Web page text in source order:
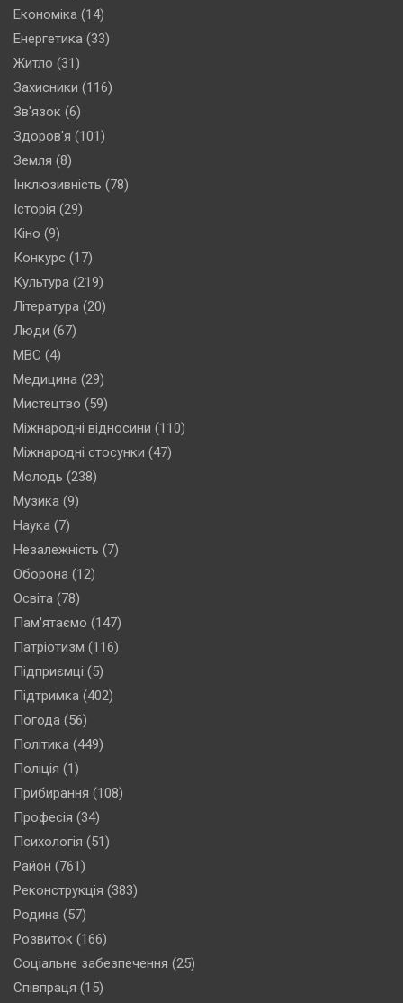
Економіка (14)
Енергетика (33)
Житло (31)
Захисники (116)
Зв'язок (6)
Здоров'я (101)
Земля (8)
Інклюзивність (78)
Історія (29)
Кіно (9)
Конкурс (17)
Культура (219)
Література (20)
Люди (67)
МВС (4)
Медицина (29)
Мистецтво (59)
Міжнародні відносини (110)
Міжнародні стосунки (47)
Молодь (238)
Музика (9)
Наука (7)
Незалежність (7)
Оборона (12)
Освіта (78)
Пам'ятаємо (147)
Патріотизм (116)
Підприємці (5)
Підтримка (402)
Погода (56)
Політика (449)
Поліція (1)
Прибирання (108)
Професія (34)
Психологія (51)
Район (761)
Реконструкція (383)
Родина (57)
Розвиток (166)
Соціальне забезпечення (25)
Співпраця (15)